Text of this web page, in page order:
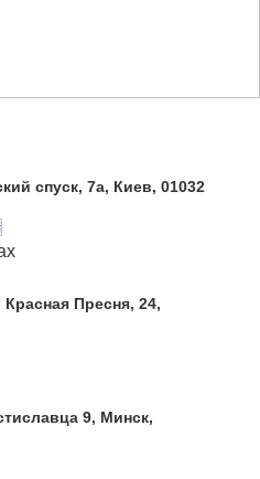
спуск, 7a, Киев, 01032
Пресня, 24,
9, Минск,